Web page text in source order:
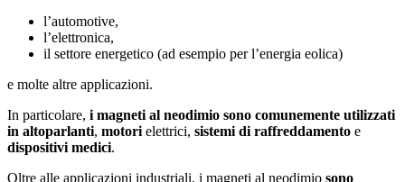
l’automotive,
l’elettronica,
il settore energetico (ad esempio per l’energia eolica)
e molte altre applicazioni.
In particolare, i magneti al neodimio sono comunemente utilizzati
in altoparlanti, motori elettrici, sistemi di raffreddamento e
dispositivi medici.
Oltre alle applicazioni industriali, i magneti al neodimio sono